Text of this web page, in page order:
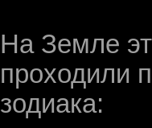
На Земле
проходили
зодиака: